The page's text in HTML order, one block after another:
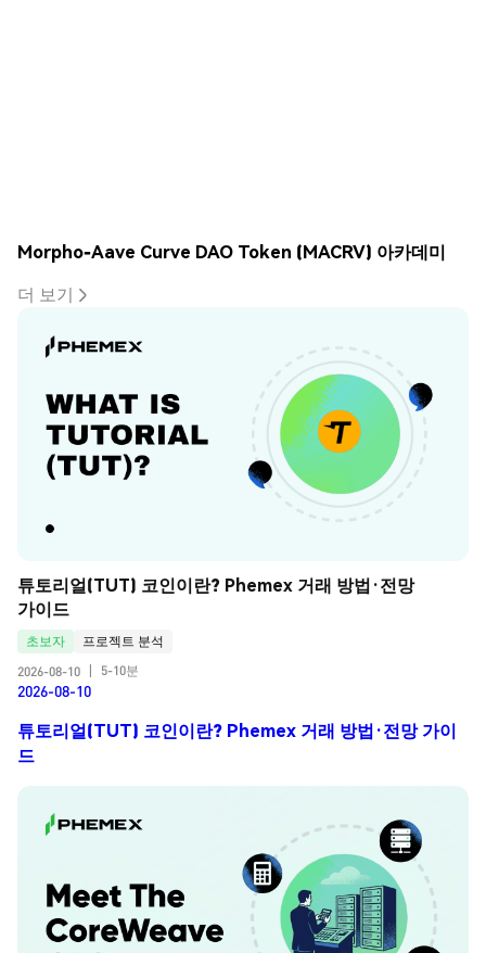
Morpho-Aave Curve DAO Token (MACRV) 아카데미
더 보기
튜토리얼(TUT) 코인이란? Phemex 거래 방법·전망
가이드
초보자
프로젝트 분석
2026-08-10
5-10분
2026-08-10
튜토리얼(TUT) 코인이란? Phemex 거래 방법·전망 가이
드